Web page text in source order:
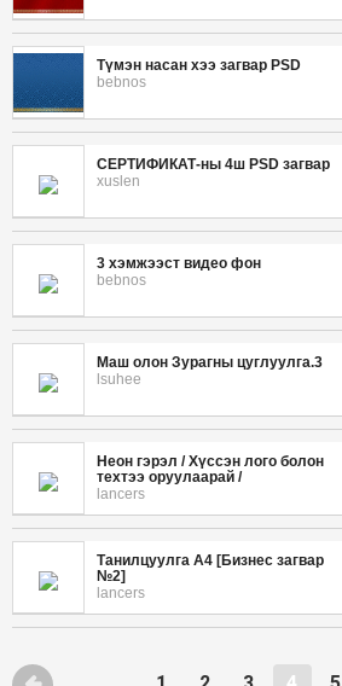
Түмэн насан хээ загвар PSD
bebnos
СЕРТИФИКАТ-ны 4ш PSD загвар
xuslen
3 хэмжээст видео фон
bebnos
Маш олон Зурагны цуглуулга.3
lsuhee
Неон гэрэл / Хүссэн лого болон
техтээ оруулаарай /
lancers
Танилцуулга А4 [Бизнес загвар
№2]
lancers